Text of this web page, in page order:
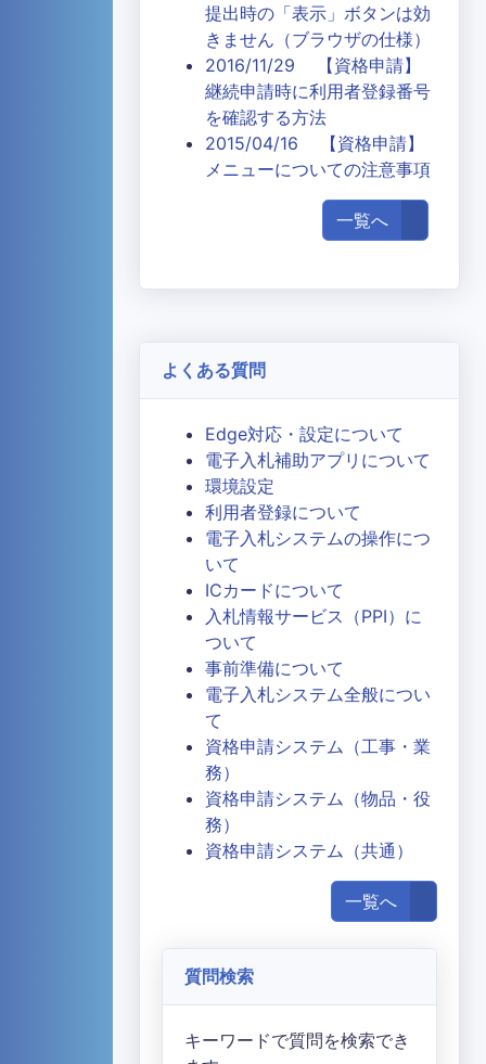
提出時の「表示」ボタンは効
きません（ブラウザの仕様）
2016/11/29 【資格申請】
継続申請時に利用者登録番号
を確認する方法
2015/04/16 【資格申請】
メニューについての注意事項
一覧へ
よくある質問
Edge対応・設定について
電子入札補助アプリについて
環境設定
利用者登録について
電子入札システムの操作につ
いて
ICカードについて
入札情報サービス（PPI）に
ついて
事前準備について
電子入札システム全般につい
て
資格申請システム（工事・業
務）
資格申請システム（物品・役
務）
資格申請システム（共通）
一覧へ
質問検索
キーワードで質問を検索でき